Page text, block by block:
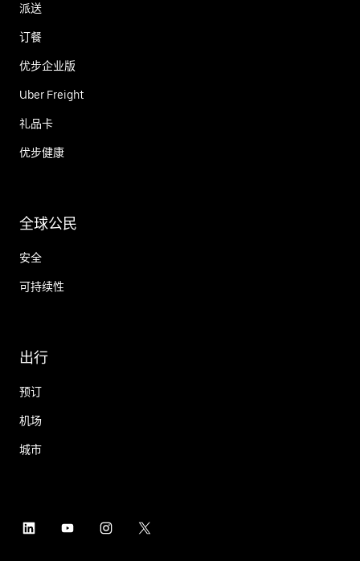
派送
订餐
优步企业版
Uber Freight
礼品卡
优步健康
全球公民
安全
可持续性
出行
预订
机场
城市